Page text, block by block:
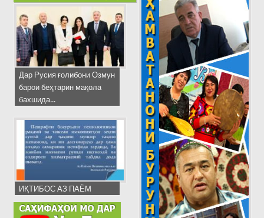
Дар Русия ғолибони Озмун
барои беҳтарин мақола
бахшида...
ИҚТИБОС АЗ ПАЁМ